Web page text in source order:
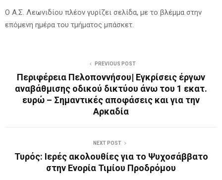
Ο Α.Σ. Λεωνιδίου πλέον γυρίζει σελίδα, με το βλέμμα στην
επόμενη ημέρα του τμήματος μπάσκετ.
PREVIOUS POST
Περιφέρεια Πελοποννήσου| Εγκρίσεις έργων
αναβάθμισης οδικού δικτύου άνω του 1 εκατ.
ευρώ – Σημαντικές αποφάσεις και για την
Αρκαδία
NEXT POST
Τυρός: Ιερές ακολουθίες για το Ψυχοσάββατο
στην Ενορία Τιμίου Προδρόμου